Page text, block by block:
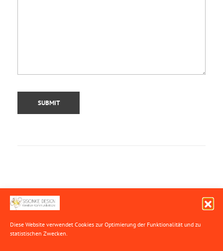
Diese Website verwendet Cookies zur Optimierung der Funktionalität und zu
statistischen Zwecken.